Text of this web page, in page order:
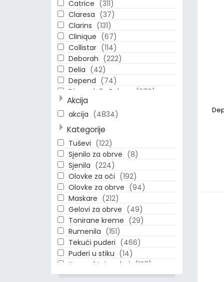
Catrice (311)
Claresa (37)
Clarins (131)
Clinique (67)
Collistar (114)
Deborah (222)
Delia (42)
Depend (74)
Diego dalla Palma
(276)
Dolce & Gabbana
Eseence (15)
Essence
Estee Lauder
Eveline
(11)
Gloria (3)
HYPOAllergenic
Ilirija (2)
Loreal (116)
MBeauty
(11)
Make Up Factory (396)
Max Factor (81)
Maybelline (101)
Naj Oleari (209)
OPI (31)
Akcija
akcija (4834)
Kategorije
Tuševi (122)
Sjenilo za obrve (8)
Sjenila (224)
Olovke za oči (192)
Olovke za obrve (94)
Maskare (212)
Gelovi za obrve (49)
Tonirane kreme (29)
Rumenila (151)
Tekući puderi (466)
Puderi u stiku (14)
Kompaktni puderi (127)
Podloge-Primeri (65)